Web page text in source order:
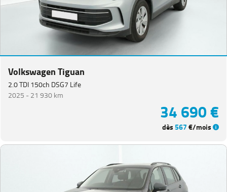
Volkswagen Tiguan
2.0 TDI 150ch DSG7 Life
2025 -21 930 km
34 690 €
dès567€/mois